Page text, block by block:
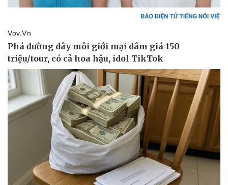
Giá cà phê